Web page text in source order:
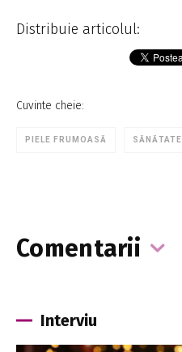
Distribuie articolul:
Cuvinte cheie:
PIELE FRUMOASĂ SĂNĂTATE
Comentarii
Interviu